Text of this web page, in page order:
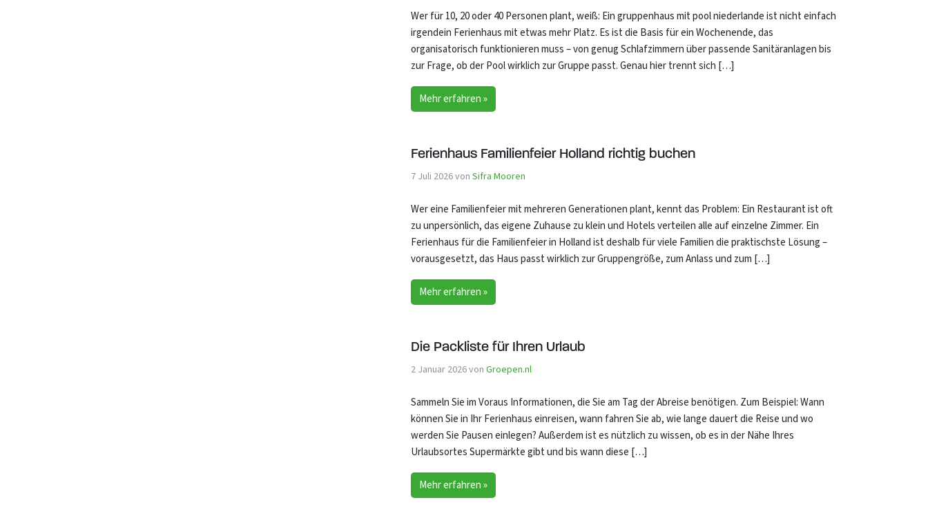
Wer für 10, 20 oder 40 Personen plant, weiß: Ein gruppenhaus mit pool niederlande ist nicht einfach
irgendein Ferienhaus mit etwas mehr Platz. Es ist die Basis für ein Wochenende, das
organisatorisch funktionieren muss – von genug Schlafzimmern über passende Sanitäranlagen bis
zur Frage, ob der Pool wirklich zur Gruppe passt. Genau hier trennt sich […]
Mehr erfahren »
Ferienhaus Familienfeier Holland richtig buchen
7 Juli 2026von Sifra Mooren
Wer eine Familienfeier mit mehreren Generationen plant, kennt das Problem: Ein Restaurant ist oft
zu unpersönlich, das eigene Zuhause zu klein und Hotels verteilen alle auf einzelne Zimmer. Ein
Ferienhaus für die Familienfeier in Holland ist deshalb für viele Familien die praktischste Lösung –
vorausgesetzt, das Haus passt wirklich zur Gruppengröße, zum Anlass und zum […]
Mehr erfahren »
Die Packliste für Ihren Urlaub
2 Januar 2026von Groepen.nl
Sammeln Sie im Voraus Informationen, die Sie am Tag der Abreise benötigen. Zum Beispiel: Wann
können Sie in Ihr Ferienhaus einreisen, wann fahren Sie ab, wie lange dauert die Reise und wo
werden Sie Pausen einlegen? Außerdem ist es nützlich zu wissen, ob es in der Nähe Ihres
Urlaubsortes Supermärkte gibt und bis wann diese […]
Mehr erfahren »